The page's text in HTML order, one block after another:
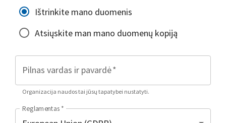
Ištrinkite mano duomenis
Atsiųskite man mano duomenų kopiją
Pilnas vardas ir pavardė*
Organizacija naudos tai jūsų tapatybei nustatyti.
Reglamentas *